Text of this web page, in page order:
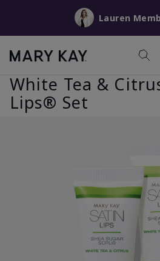
Lauren
White Tea &
Lips® Set